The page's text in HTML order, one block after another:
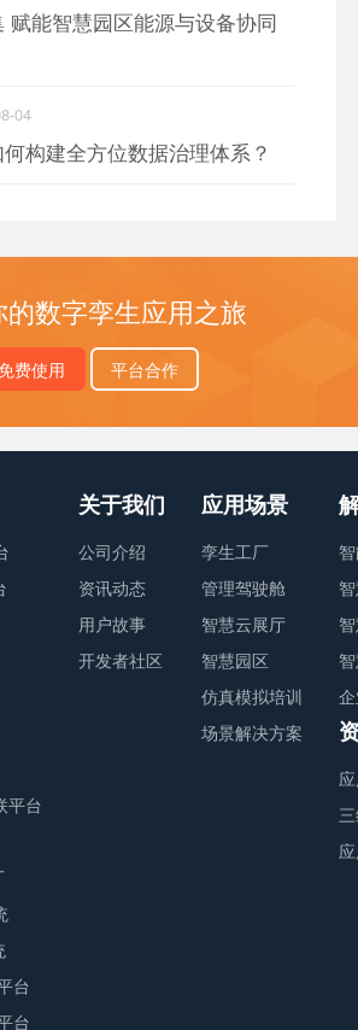
赋能智慧园区能源与设备协同
04
构建全方位数据治理体系？
数字孪生应用之旅
费使用 平台合作
平台
台
台
关于我们
公司介绍
资讯动态
用户故事
开发者社区
应用场景
孪生工厂
管理驾驶舱
智慧云展厅
智慧园区
仿真模拟培训
场景解决方案